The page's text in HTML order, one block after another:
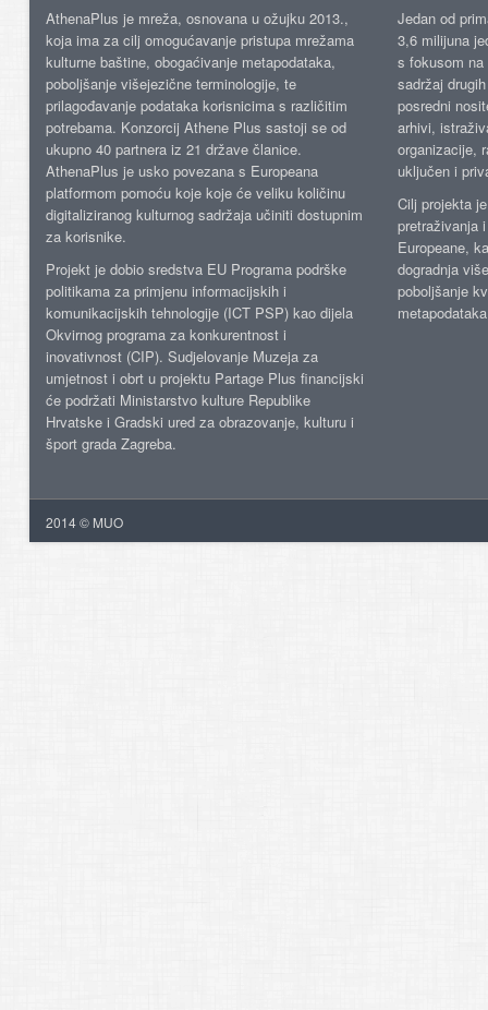
AthenaPlus je mreža, osnovana u ožujku 2013.,
koja ima za cilj omogućavanje pristupa mrežama
kulturne baštine, obogaćivanje metapodataka,
poboljšanje višejezične terminologije, te
prilagođavanje podataka korisnicima s različitim
potrebama. Konzorcij Athene Plus sastoji se od
ukupno 40 partnera iz 21 države članice.
AthenaPlus je usko povezana s Europeana
platformom pomoću koje koje će veliku količinu
digitaliziranog kulturnog sadržaja učiniti dostupnim
za korisnike.
Projekt je dobio sredstva EU Programa podrške
politikama za primjenu informacijskih i
komunikacijskih tehnologije (ICT PSP) kao dijela
Okvirnog programa za konkurentnost i
inovativnost (CIP). Sudjelovanje Muzeja za
umjetnost i obrt u projektu Partage Plus financijski
će podržati Ministarstvo kulture Republike
Hrvatske i Gradski ured za obrazovanje, kulturu i
šport grada Zagreba.
Jedan od
3,6 milijuna
s fokusom
sadržaj
posredni
arhivi,
organizacije,
uključen i
Cilj projekta
pretraživanja
Europeane,
dogradnja
poboljšanje
2014 © MUO